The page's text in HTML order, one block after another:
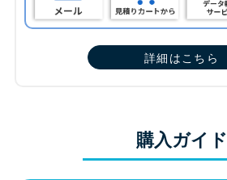
詳細はこちら
購入ガイド